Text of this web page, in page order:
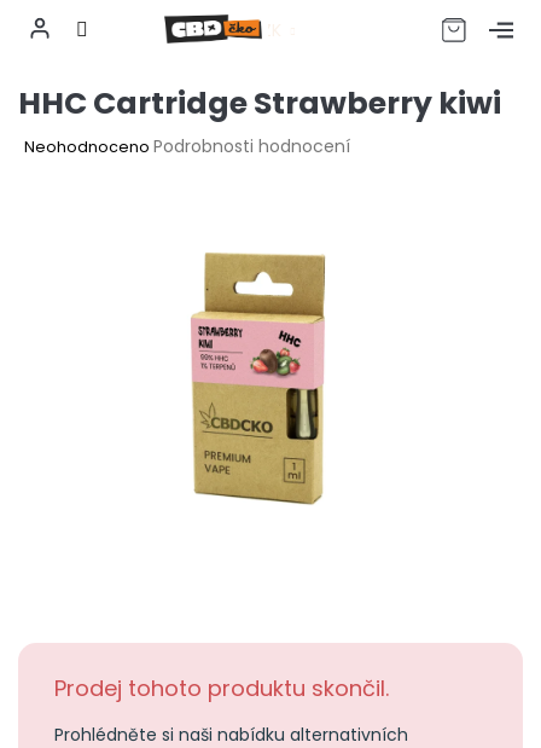
CZK
HHC Cartridge Strawberry kiwi
Průměrné
Neohodnoceno Podrobnosti hodnocení
Prodej tohoto produktu skončil.
Prohlédněte si naši nabídku alternativních